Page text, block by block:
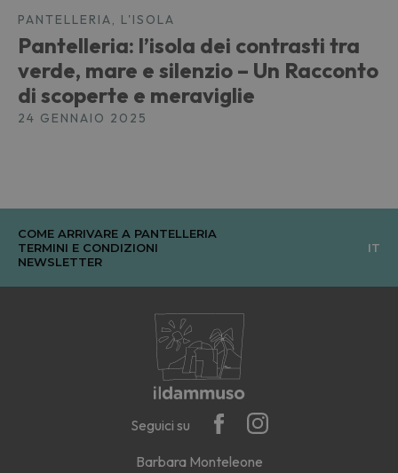
PANTELLERIA, L'ISOLA
Pantelleria: l’isola dei contrasti tra
verde, mare e silenzio – Un Racconto
di scoperte e meraviglie
24 GENNAIO 2025
COME ARRIVARE A PANTELLERIA
TERMINI E CONDIZIONI
NEWSLETTER
IT
Seguici su
Barbara Monteleone